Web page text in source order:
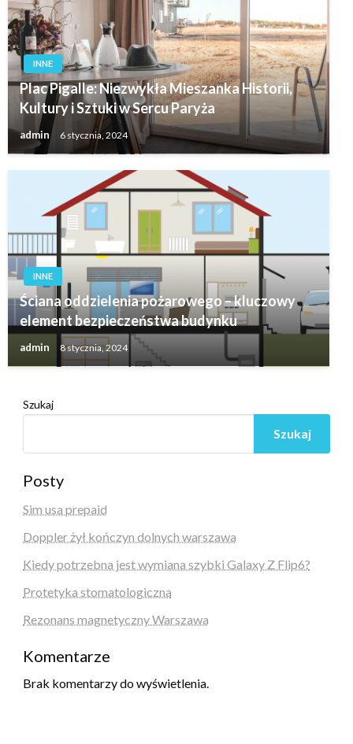
INNE
Plac Pigalle: Niezwykła Mieszanka Historii,
Kultury i Sztuki w Sercu Paryża
admin 6 stycznia, 2024
INNE
Ściana oddzielenia pożarowego – kluczowy
element bezpieczeństwa budynku
admin 8 stycznia, 2024
Szukaj
Szukaj
Posty
Sim usa prepaid
Doppler żył kończyn dolnych warszawa
Kiedy potrzebna jest wymiana szybki Galaxy Z Flip6?
Protetyka stomatologiczna
Rezonans magnetyczny Warszawa
Komentarze
Brak komentarzy do wyświetlenia.